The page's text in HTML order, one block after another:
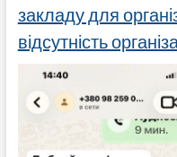
закладу для
відсутність